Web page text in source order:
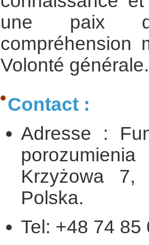
une paix
compréhension
Volonté générale.
Contact :
Adresse :
Krzyżowa 7,
Polska.
Tel: +48 74 85